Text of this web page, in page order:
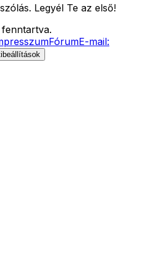
Legyél Te az első!
FórumE-mail: